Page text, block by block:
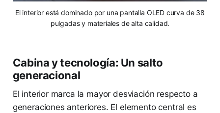
El interior está dominado por una pantalla OLED curva de 38
pulgadas y materiales de alta calidad.
Cabina y tecnología: Un salto
generacional
El interior marca la mayor desviación respecto a
generaciones anteriores. El elemento central es